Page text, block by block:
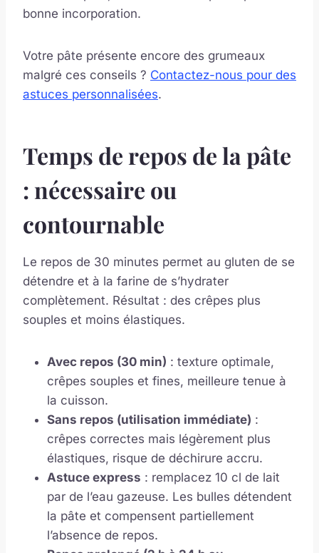
bonne incorporation.
Votre pâte présente encore des grumeaux
malgré ces conseils ? Contactez-nous pour des
astuces personnalisées.
Temps de repos de la pâte
: nécessaire ou
contournable
Le repos de 30 minutes permet au gluten de se
détendre et à la farine de s’hydrater
complètement. Résultat : des crêpes plus
souples et moins élastiques.
Avec repos (30 min) : texture optimale,
crêpes souples et fines, meilleure tenue à
la cuisson.
Sans repos (utilisation immédiate) :
crêpes correctes mais légèrement plus
élastiques, risque de déchirure accru.
Astuce express : remplacez 10 cl de lait
par de l’eau gazeuse. Les bulles détendent
la pâte et compensent partiellement
l’absence de repos.